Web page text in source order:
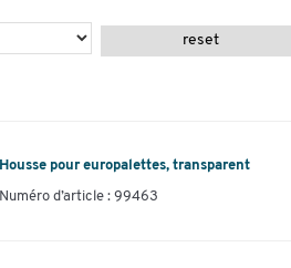
reset
Housse pour europalettes, transparent
Numéro d’article : 99463